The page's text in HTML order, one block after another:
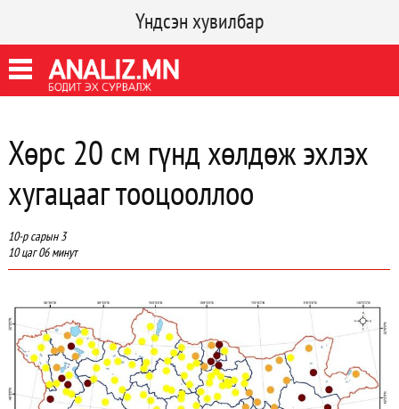
Үндсэн хувилбар
Хөрс 20 см гүнд хөлдөж эхлэх
хугацааг тооцооллоо
10-р сарын 3
10 цаг 06 минут